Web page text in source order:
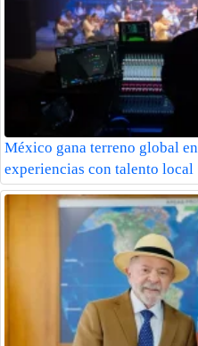
México gana terreno global
experiencias con talento local